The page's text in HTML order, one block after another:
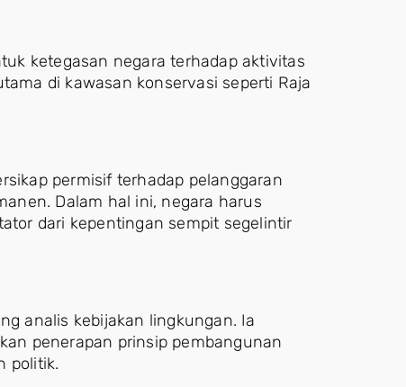
ketegasan negara terhadap aktivitas
di kawasan konservasi seperti Raja
permisif terhadap pelanggaran
Dalam hal ini, negara harus
dari kepentingan sempit segelintir
analis kebijakan lingkungan. Ia
penerapan prinsip pembangunan
politik.